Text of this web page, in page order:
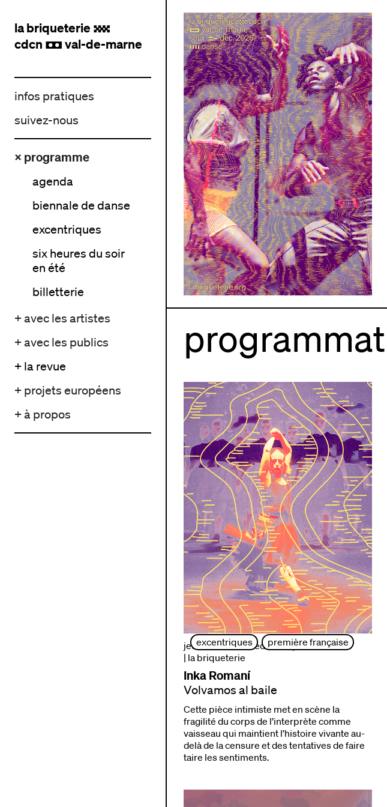
la briqueterie .
cdcn , val-de-marne
infos pratiques
suivez-nous
× programme
agenda
biennale de danse
excentriques
six heures du soir
en été
billetterie
+ avec les artistes
+ avec les publics
+ la revue
+ projets européens
+ à propos
excentriques première française
jeudi 24 et vendredi 25 sept. 2026 | 19h
| la briqueterie
Inka Romaní
Volvamos al baile
Cette pièce intimiste met en scène la
fragilité du corps de l’interprète comme
vaisseau qui maintient l’histoire vivante au-
delà de la censure et des tentatives de faire
taire les sentiments.